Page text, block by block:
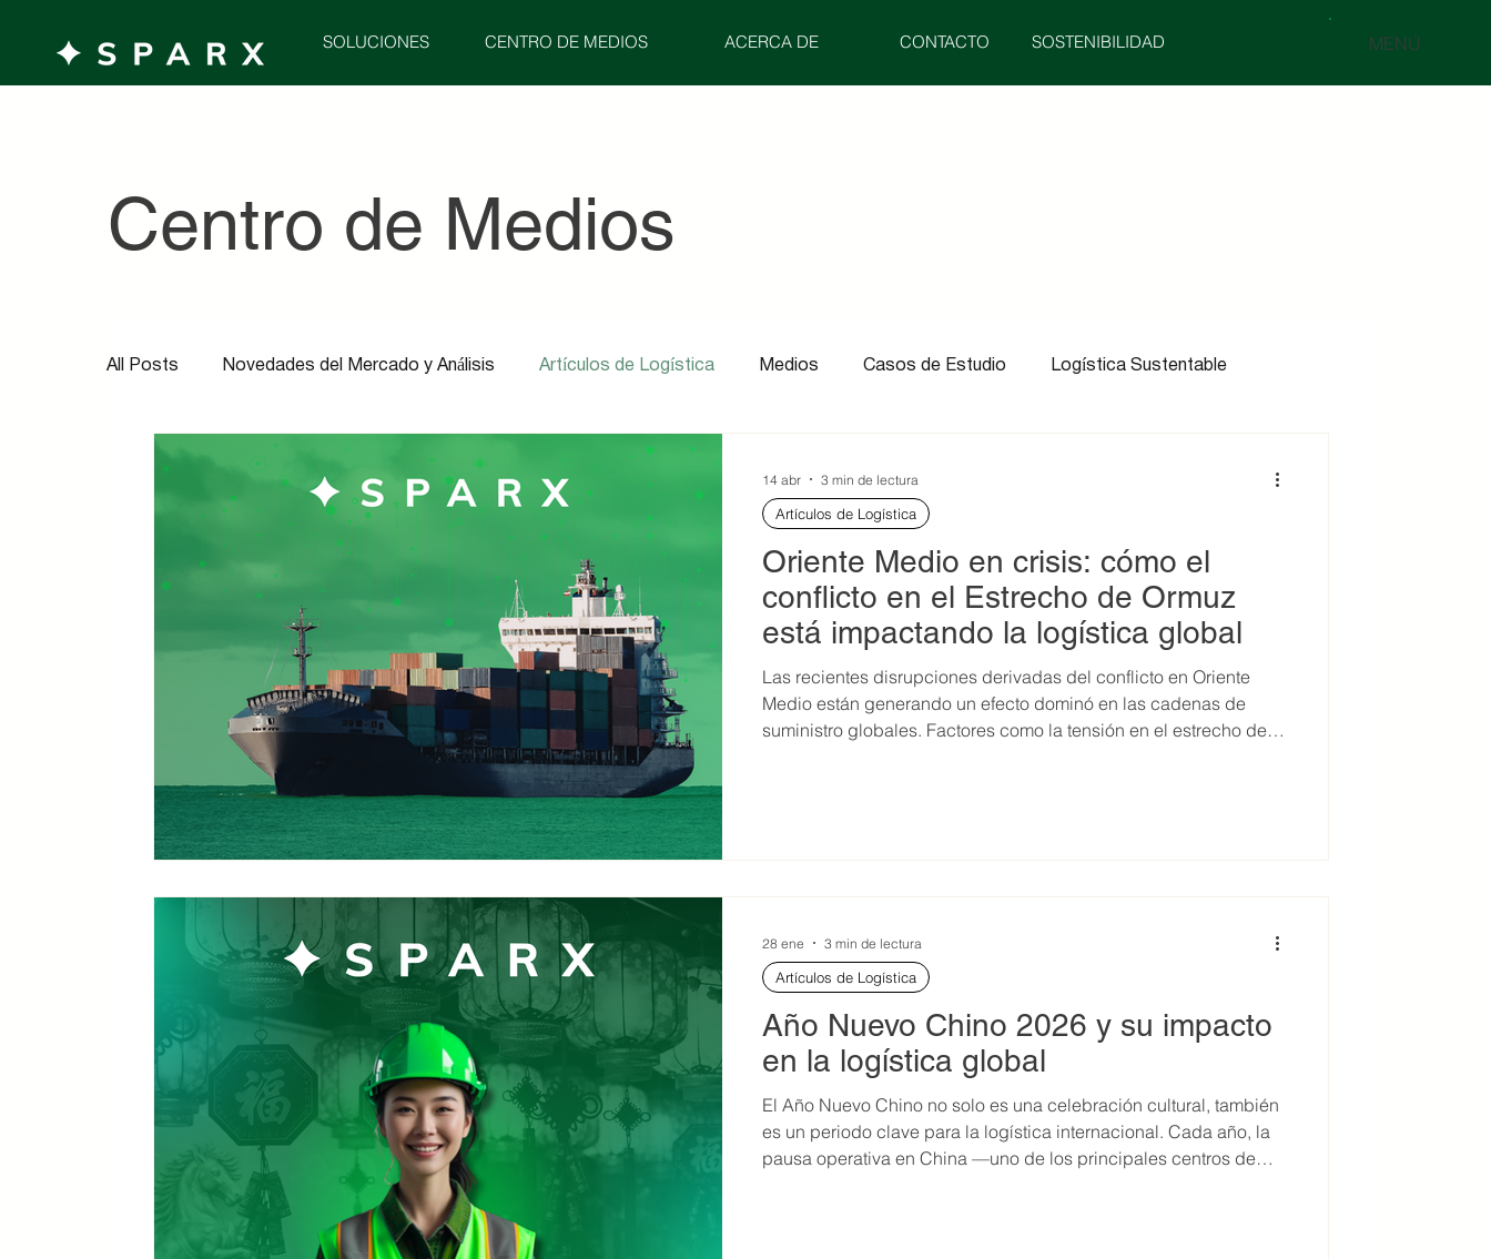
SOLUCIONES CENTRO DE MEDIOS ACERCA DE CONTACTO SOSTENIBILIDAD MENÚ
Centro de Medios
All Posts Novedades del Mercado y Análisis Artículos de Logística Medios Casos de Estudio Logística Sustentable
Tecnología en Logística
Oriente Medio en crisis: cómo el
conflicto en el Estrecho de Ormuz
está impactando la logística global
Las recientes disrupciones derivadas del conflicto en Oriente
Medio están generando un efecto dominó en las cadenas de
suministro globales. Factores como la tensión en el estrecho de
Artículos de Logística
14 abr 3 min de lectura
Año Nuevo Chino 2026 y su impacto
en la logística global
El Año Nuevo Chino no solo es una celebración cultural, también
es un periodo clave para la logística internacional. Cada año, la
pausa operativa en China —uno de los principales centros de
Artículos de Logística
28 ene 3 min de lectura